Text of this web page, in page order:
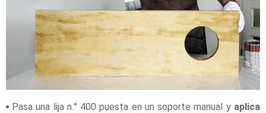
Pasa una lija n.° 400 puesta en un soporte manual y aplica